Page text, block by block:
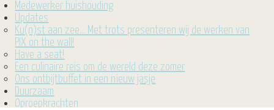
Medewerker huishouding
Updates
Ku(n)st aan zee... Met trots presenteren wij de werken van
PIX on the wall!
Have a seat!
Een culinaire reis om de wereld deze zomer
Ons ontbijtbuffet in een nieuw jasje
Duurzaam
Oproepkrachten